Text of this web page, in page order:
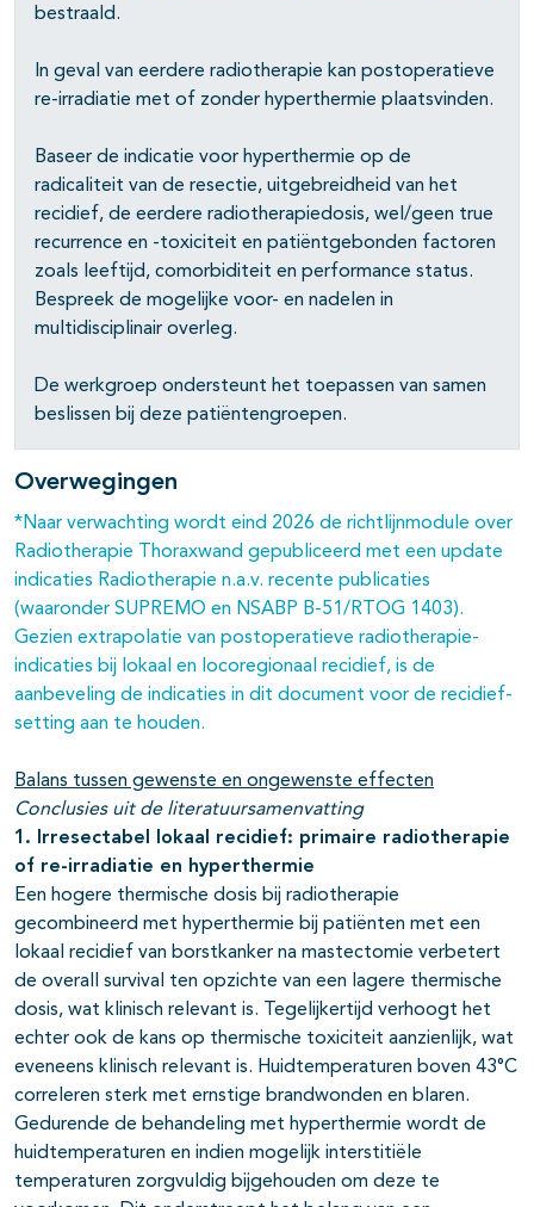
bestraald.
In geval van eerdere radiotherapie kan postoperatieve
re-irradiatie met of zonder hyperthermie plaatsvinden.
Baseer de indicatie voor hyperthermie op de
radicaliteit van de resectie, uitgebreidheid van het
recidief, de eerdere radiotherapiedosis, wel/geen true
recurrence en -toxiciteit en patiëntgebonden factoren
zoals leeftijd, comorbiditeit en performance status.
Bespreek de mogelijke voor- en nadelen in
multidisciplinair overleg.
De werkgroep ondersteunt het toepassen van samen
beslissen bij deze patiëntengroepen.
Overwegingen
*Naar verwachting wordt eind 2026 de richtlijnmodule over
Radiotherapie Thoraxwand gepubliceerd met een update
indicaties Radiotherapie n.a.v. recente publicaties
(waaronder SUPREMO en NSABP B-51/RTOG 1403).
Gezien extrapolatie van postoperatieve radiotherapie-
indicaties bij lokaal en locoregionaal recidief, is de
aanbeveling de indicaties in dit document voor de recidief-
setting aan te houden.
Balans tussen gewenste en ongewenste effecten
Conclusies uit de literatuursamenvatting
1. Irresectabel lokaal recidief: primaire radiotherapie
of re-irradiatie en hyperthermie
Een hogere thermische dosis bij radiotherapie
gecombineerd met hyperthermie bij patiënten met een
lokaal recidief van borstkanker na mastectomie verbetert
de overall survival ten opzichte van een lagere thermische
dosis, wat klinisch relevant is. Tegelijkertijd verhoogt het
echter ook de kans op thermische toxiciteit aanzienlijk, wat
eveneens klinisch relevant is. Huidtemperaturen boven 43°C
correleren sterk met ernstige brandwonden en blaren.
Gedurende de behandeling met hyperthermie wordt de
huidtemperaturen en indien mogelijk interstitiële
temperaturen zorgvuldig bijgehouden om deze te